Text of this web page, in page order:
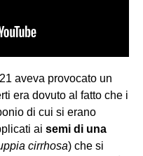
aveva provocato un
era dovuto al fatto che i
di cui si erano
ai semi di una
cirrhosa) che si